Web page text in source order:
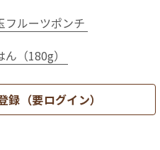
フルーツポンチ
ん（180g）
録（要ログイン）